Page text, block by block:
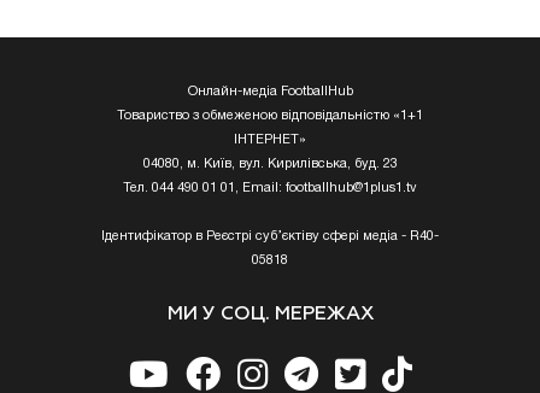
Онлайн-медіа FootballHub
Товариство з обмеженою відповідальністю «1+1
ІНТЕРНЕТ»
04080, м. Київ, вул. Кирилівська, буд. 23
Тел. 044 490 01 01, Email: footballhub@1plus1.tv
Ідентифікатор в Реєстрі суб’єктіву сфері медіа - R40-
05818
МИ У СОЦ. МЕРЕЖАХ